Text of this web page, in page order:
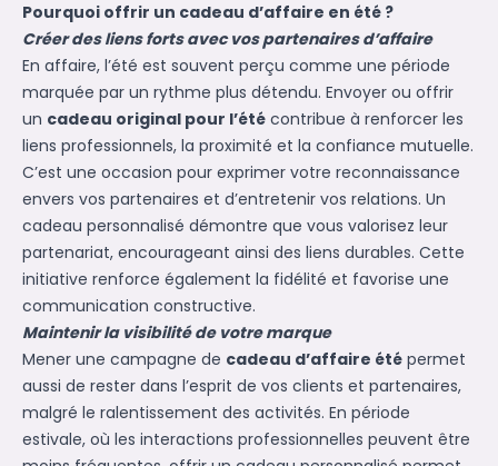
Pourquoi offrir un cadeau d’affaire en été ?
Créer des liens forts avec vos partenaires d’affaire
En affaire, l’été est souvent perçu comme une période
marquée par un rythme plus détendu. Envoyer ou offrir
un cadeau original pour l’été contribue à renforcer les
liens professionnels, la proximité et la confiance mutuelle.
C’est une occasion pour exprimer votre reconnaissance
envers vos partenaires et d’entretenir vos relations. Un
cadeau personnalisé démontre que vous valorisez leur
partenariat, encourageant ainsi des liens durables. Cette
initiative renforce également la fidélité et favorise une
communication constructive.
Maintenir la visibilité de votre marque
Mener une campagne de cadeau d’affaire été permet
aussi de rester dans l’esprit de vos clients et partenaires,
malgré le ralentissement des activités. En période
estivale, où les interactions professionnelles peuvent être